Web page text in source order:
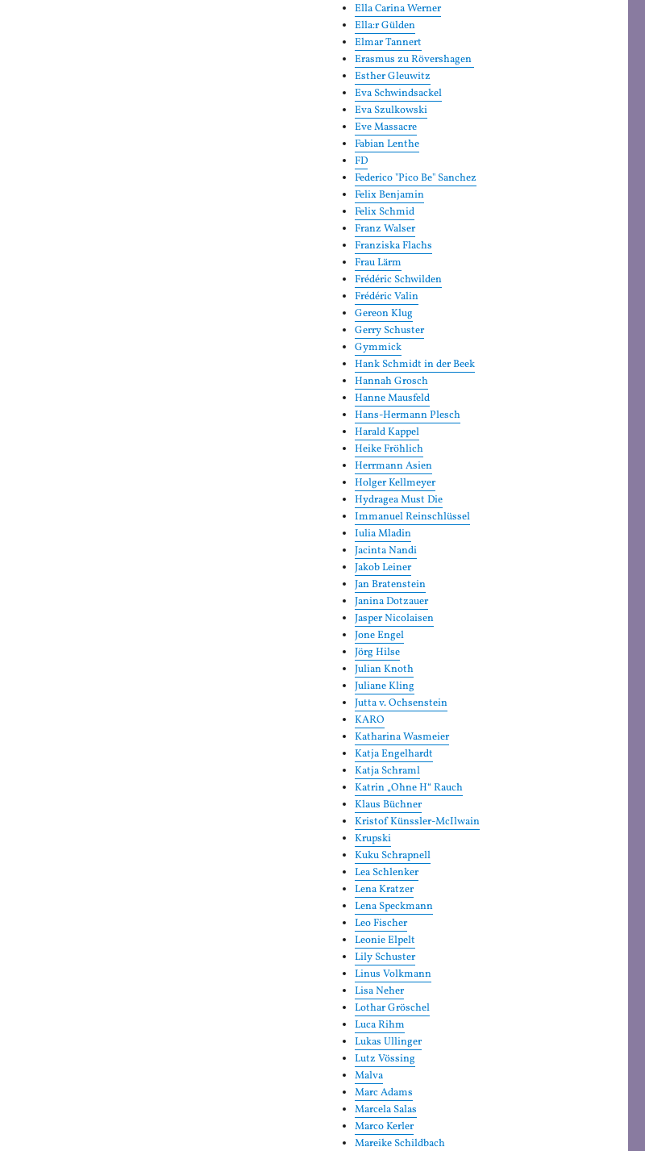
Ella Carina Werner
Ella:r Gülden
Elmar Tannert
Erasmus zu Rövershagen
Esther Gleuwitz
Eva Schwindsackel
Eva Szulkowski
Eve Massacre
Fabian Lenthe
FD
Federico "Pico Be" Sanchez
Felix Benjamin
Felix Schmid
Franz Walser
Franziska Flachs
Frau Lärm
Frédéric Schwilden
Frédéric Valin
Gereon Klug
Gerry Schuster
Gymmick
Hank Schmidt in der Beek
Hannah Grosch
Hanne Mausfeld
Hans-Hermann Plesch
Harald Kappel
Heike Fröhlich
Herrmann Asien
Holger Kellmeyer
Hydragea Must Die
Immanuel Reinschlüssel
Iulia Mladin
Jacinta Nandi
Jakob Leiner
Jan Bratenstein
Janina Dotzauer
Jasper Nicolaisen
Jone Engel
Jörg Hilse
Julian Knoth
Juliane Kling
Jutta v. Ochsenstein
KARO
Katharina Wasmeier
Katja Engelhardt
Katja Schraml
Katrin „Ohne H“ Rauch
Klaus Büchner
Kristof Künssler-McIlwain
Krupski
Kuku Schrapnell
Lea Schlenker
Lena Kratzer
Lena Speckmann
Leo Fischer
Leonie Elpelt
Lily Schuster
Linus Volkmann
Lisa Neher
Lothar Gröschel
Luca Rihm
Lukas Ullinger
Lutz Vössing
Malva
Marc Adams
Marcela Salas
Marco Kerler
Mareike Schildbach